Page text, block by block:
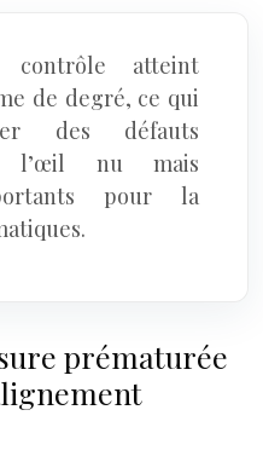
atteint
de degré, ce qui
des défauts
l’œil nu mais
pour la
prématurée